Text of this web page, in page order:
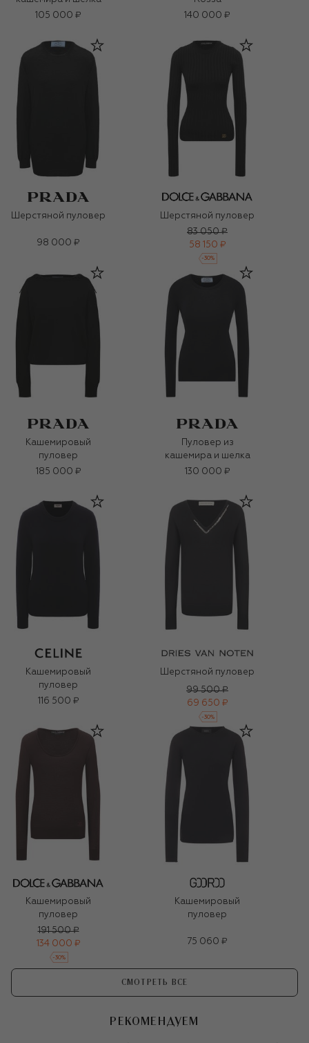
105 000 ₽
140 000 ₽
Шерстяной пуловер
98 000 ₽
Шерстяной пуловер
83 050 ₽
58 150 ₽
-30%
Кашемировый
пуловер
185 000 ₽
Пуловер из
кашемира и шелка
130 000 ₽
Кашемировый
пуловер
116 500 ₽
Шерстяной пуловер
99 500 ₽
69 650 ₽
-30%
Кашемировый
пуловер
191 500 ₽
134 000 ₽
-30%
Кашемировый
пуловер
75 060 ₽
СМОТРЕТЬ ВСЕ
РЕКОМЕНДУЕМ